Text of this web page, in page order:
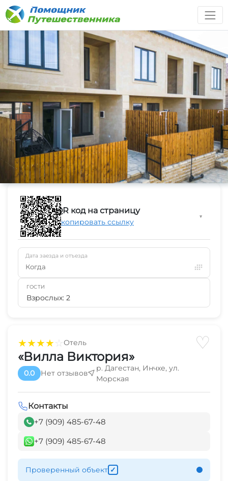
★★★★☆Отель ♡
«Вилла Виктория»
0.0 Нет отзывов
р. Дагестан, Инчхе, ул.
Морская
Контакты
+7 (909) 485-67-48
+7 (909) 485-67-48
Проверенный объект ✓
QR код на страницу
Скопировать ссылку
▼
Дата заезда и отъезда
Когда
ГОСТИ
Взрослых: 2